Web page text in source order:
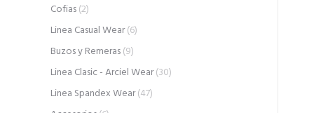
Cofias(2)
Linea Casual Wear(6)
Buzos y Remeras(9)
Linea Clasic - Arciel Wear(30)
Linea Spandex Wear(47)